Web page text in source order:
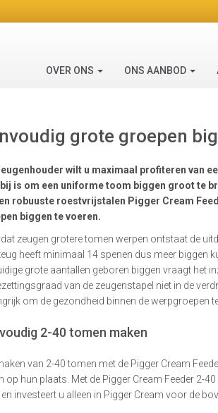
OVER ONS ONS AANBOD
grote groepen
wilt u maximaal profiteren van
is om een uniforme toom biggen groot te
robuuste roestvrijstalen Pigger Cream
biggen te voeren.
zeugen grotere tomen werpen ontstaat de
heeft minimaal 14 spenen dus meer biggen
grote aantallen geboren biggen vraagt het
van de zeugenstapel niet in de
om de gezondheid binnen de werpgroepen
2-40 tomen maken
van 2-40 tomen met de Pigger Cream
op hun plaats. Met de Pigger Cream Feeder 2-
en investeert u alleen in Pigger Cream voor de